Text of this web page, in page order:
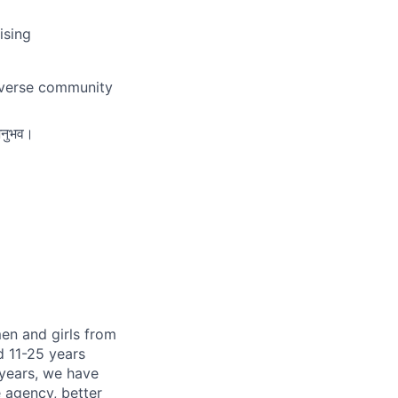
community
and girls from
11-25 years
we have
agency, better